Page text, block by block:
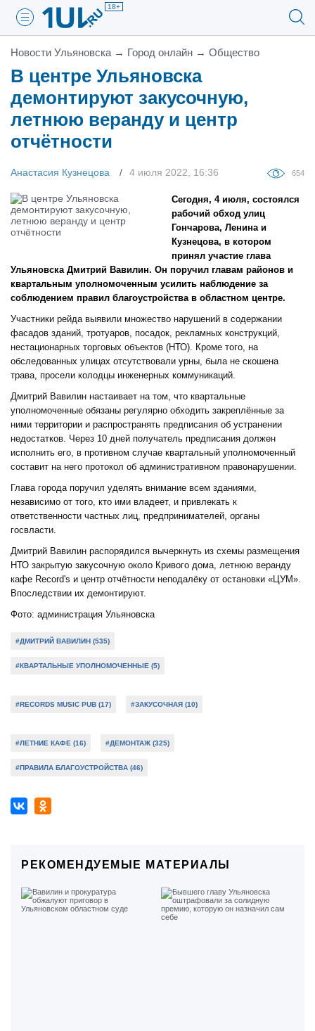
18+
Новости Ульяновска → Город онлайн → Общество
В центре Ульяновска
демонтируют закусочную,
летнюю веранду и центр
отчётности
Анастасия Кузнецова 4 июля 2022, 16:36 654
Сегодня, 4 июля, состоялся
рабочий обход улиц
Гончарова, Ленина и
Кузнецова, в котором
принял участие глава
Ульяновска Дмитрий Вавилин. Он поручил главам районов и
квартальным уполномоченным усилить наблюдение за
соблюдением правил благоустройства в областном центре.
Участники рейда выявили множество нарушений в содержании
фасадов зданий, тротуаров, посадок, рекламных конструкций,
нестационарных торговых объектов (НТО). Кроме того, на
обследованных улицах отсутствовали урны, была не скошена
трава, просели колодцы инженерных коммуникаций.
Дмитрий Вавилин настаивает на том, что квартальные
уполномоченные обязаны регулярно обходить закреплённые за
ними территории и распространять предписания об устранении
недостатков. Через 10 дней получатель предписания должен
исполнить его, в противном случае квартальный уполномоченный
составит на него протокол об административном правонарушении.
Глава города поручил уделять внимание всем зданиями,
независимо от того, кто ими владеет, и привлекать к
ответственности частных лиц, предпринимателей, органы
госвласти.
Дмитрий Вавилин распорядился вычеркнуть из схемы размещения
НТО закрытую закусочную около Кривого дома, летнюю веранду
кафе Record's и центр отчётности неподалёку от остановки «ЦУМ».
Впоследствии их демонтируют.
Фото: администрация Ульяновска
#ДМИТРИЙ ВАВИЛИН (535)
#КВАРТАЛЬНЫЕ УПОЛНОМОЧЕННЫЕ (5)
#RECORDS MUSIC PUB (17) #ЗАКУСОЧНАЯ (10)
#ЛЕТНИЕ КАФЕ (16) #ДЕМОНТАЖ (325)
#ПРАВИЛА БЛАГОУСТРОЙСТВА (46)
РЕКОМЕНДУЕМЫЕ МАТЕРИАЛЫ